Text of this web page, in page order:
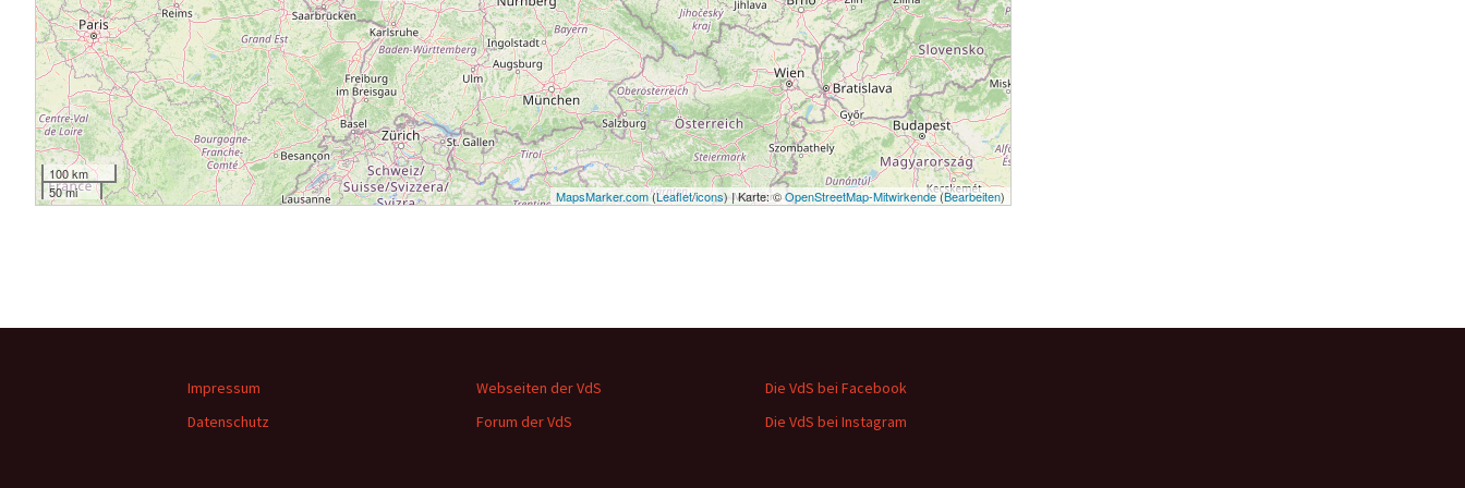
100 km
50 mi
MapsMarker.com(Leaflet/icons) | Karte: ©OpenStreetMap-Mitwirkende(Bearbeiten)
Impressum
Datenschutz
Webseiten der VdS
Forum der VdS
Die VdS bei Facebook
Die VdS bei Instagram